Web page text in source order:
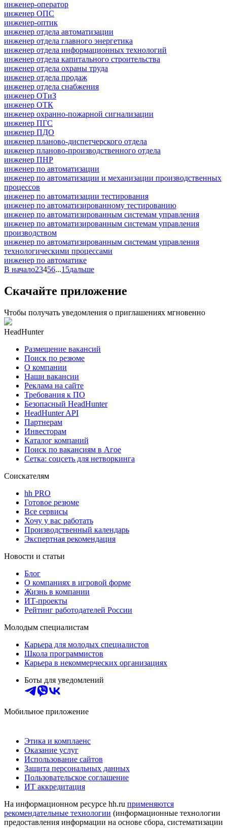
инженер-оператор
инженер ОПС
инженер-оптик
инженер отдела автоматизации
инженер отдела главного энергетика
инженер отдела информационных технологий
инженер отдела капитального строительства
инженер отдела охраны труда
инженер отдела продаж
инженер отдела снабжения
инженер ОТиЗ
инженер ОТК
инженер охранно-пожарной сигнализации
инженер ПГС
инженер ПДО
инженер планово-диспетчерского отдела
инженер планово-производственного отдела
инженер ПНР
инженер по автоматизации
инженер по автоматизации и механизации производственных
процессов
инженер по автоматизации тестирования
инженер по автоматизированному тестированию
инженер по автоматизированным системам управления
инженер по автоматизированным системам управления
производством
инженер по автоматизированным системам управления
технологическими процессами
инженер по автоматике
В начало23456...15дальше
Скачайте приложение
Чтобы получать уведомления о приглашениях мгновенно
HeadHunter
Размещение вакансий
Поиск по резюме
О компании
Наши вакансии
Реклама на сайте
Требования к ПО
Безопасный HeadHunter
HeadHunter API
Партнерам
Инвесторам
Каталог компаний
Поиск по вакансиям в Агое
Сетка: соцсеть для нетворкинга
Соискателям
hh PRO
Готовое резюме
Все сервисы
Хочу у вас работать
Производственный календарь
Экспертная рекомендация
Новости и статьи
Блог
О компаниях в игровой форме
Жизнь в компании
ИТ-проекты
Рейтинг работодателей России
Молодым специалистам
Карьера для молодых специалистов
Школа программистов
Карьера в некоммерческих организациях
Боты для уведомлений
Мобильное приложение
Этика и комплаенс
Оказание услуг
Использование сайтов
Защита персональных данных
Пользовательское соглашение
ИТ аккредитация
На информационном ресурсе hh.ru применяются
рекомендательные технологии (информационные технологии
предоставления информации на основе сбора, систематизации